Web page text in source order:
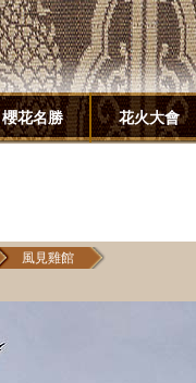
櫻花名勝 花火大會
風見雞館